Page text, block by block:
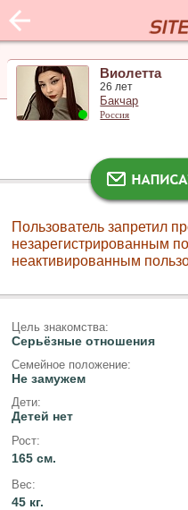
Виолетта
26 лет
Бакчар
Россия
Пользователь запретил
незарегистрированным
неактивированным
Цель знакомства:
Серьёзные отношения
Семейное положение:
Не замужем
Дети:
Детей нет
Рост:
165 см.
Вес:
45 кг.